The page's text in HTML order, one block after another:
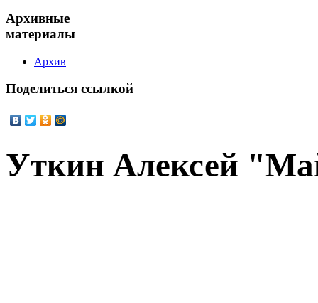
Архивные
материалы
Архив
Поделиться ссылкой
Уткин Алексей